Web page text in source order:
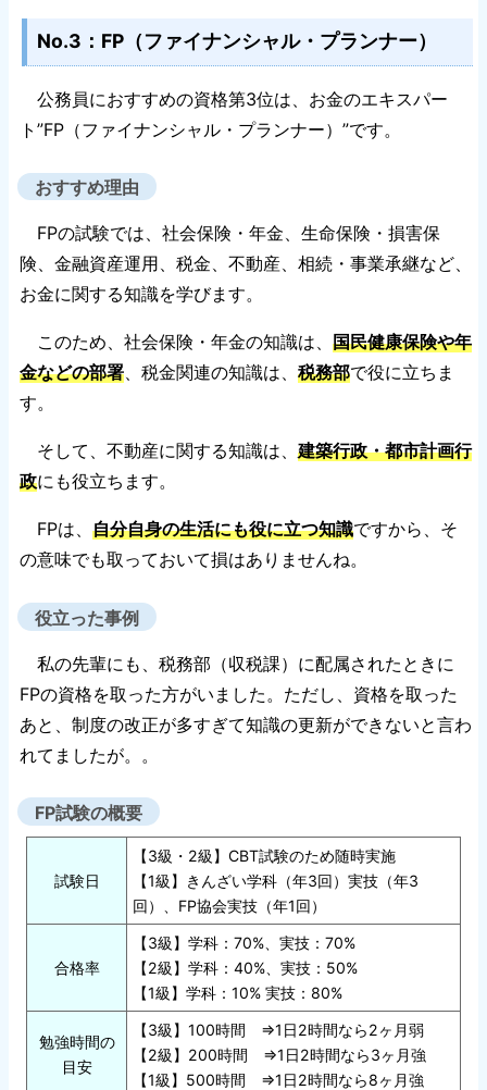
No.3：FP（ファイナンシャル・プランナー）
公務員におすすめの資格第3位は、お金のエキスパー
ト”FP（ファイナンシャル・プランナー）”です。
おすすめ理由
FPの試験では、社会保険・年金、生命保険・損害保
険、金融資産運用、税金、不動産、相続・事業承継など、
お金に関する知識を学びます。
このため、社会保険・年金の知識は、 国民健康保険や年
金などの部署、税金関連の知識は、 税務部で役に立ちま
す。
そして、不動産に関する知識は、 建築行政・都市計画行
政にも役立ちます。
FPは、 自分自身の生活にも役に立つ知識ですから、そ
の意味でも取っておいて損はありませんね。
役立った事例
私の先輩にも、税務部（収税課）に配属されたときに
FPの資格を取った方がいました。ただし、資格を取った
あと、制度の改正が多すぎて知識の更新ができないと言わ
れてましたが。。
FP試験の概要
試験日
【3級・2級】CBT試験のため随時実施
【1級】きんざい学科（年3回）実技（年3
回）、FP協会実技（年1回）
合格率
【3級】学科：70%、実技：70%
【2級】学科：40%、実技：50%
【1級】学科：10% 実技：80%
勉強時間の
目安
【3級】100時間 ⇒1日2時間なら2ヶ月弱
【2級】200時間 ⇒1日2時間なら3ヶ月強
【1級】500時間 ⇒1日2時間なら8ヶ月強